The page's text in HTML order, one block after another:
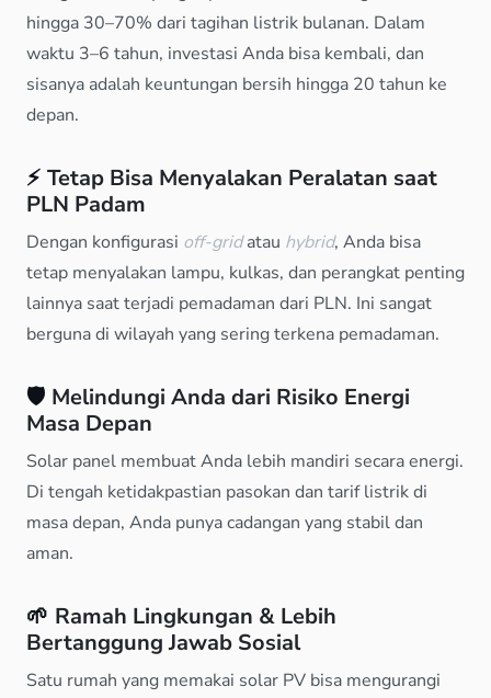
hingga 30–70% dari tagihan listrik bulanan. Dalam
waktu 3–6 tahun, investasi Anda bisa kembali, dan
sisanya adalah keuntungan bersih hingga 20 tahun ke
depan.
⚡ Tetap Bisa Menyalakan Peralatan saat
PLN Padam
Dengan konfigurasi off-gridatau hybrid, Anda bisa
tetap menyalakan lampu, kulkas, dan perangkat penting
lainnya saat terjadi pemadaman dari PLN. Ini sangat
berguna di wilayah yang sering terkena pemadaman.
🛡️ Melindungi Anda dari Risiko Energi
Masa Depan
Solar panel membuat Anda lebih mandiri secara energi.
Di tengah ketidakpastian pasokan dan tarif listrik di
masa depan, Anda punya cadangan yang stabil dan
aman.
🌱 Ramah Lingkungan & Lebih
Bertanggung Jawab Sosial
Satu rumah yang memakai solar PV bisa mengurangi